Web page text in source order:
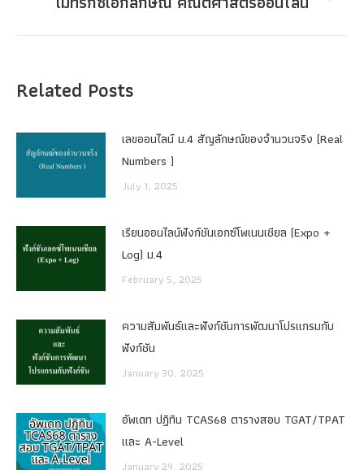
Related Posts
เลขออนไลน์ ม.4 สัญลักษณ์ของจำนวนจริง (Real
Numbers )
July 1, 2025
เรียนออนไลน์ฟังก์ชันเอกซ์โพเนนเชียล (Expo +
Log) ม.4
February 5, 2025
ความสัมพันธ์และฟังก์ชันการพัฒนาโปรแกรมกับ
ฟังก์ชัน
January 30, 2025
อัพเดท ปฏิทิน TCAS68 ตารางสอบ TGAT/TPAT
และ A-Level
January 29, 2025